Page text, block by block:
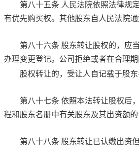
第八十五条 人民法院依照法律规
有优先购买权。其他股东自人民法院
第八十六条 股东转让股权的，应
办理变更登记。公司拒绝或者在合理
股权转让的，受让人自记载于股
第八十七条 依照本法转让股权后
程和股东名册中有关股东及其出资额
第八十八条 股东转让已认缴出资